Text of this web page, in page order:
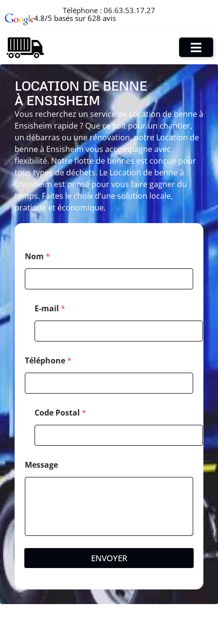
Téléphone : 06.63.53.17.27
4.8/5 basés sur 628 avis
LOCATION DE BENNE
À ENSISHEIM
Vous recherchez un service de Location de benne à
Ensisheim rapide ? Que ce soit pour un chantier,
un débarras ou une rénovation, notre Location de
benne à Ensisheim vous accompagne avec
flexibilité. Notre flotte de bennes est conçue pour
tous types de déchets. Le Location de benne à
Ensisheim est pensé pour vous faire gagner du
temps. Faites le choix d’une solution locale,
pratique et économique.
Nom *
E-mail *
Téléphone*
Code Postal *
Message
ENVOYER